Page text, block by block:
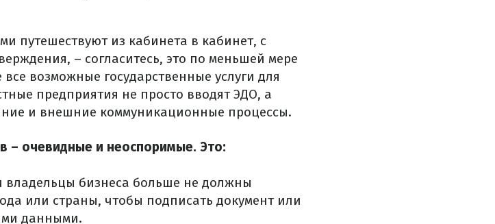
путешествуют из кабинета в кабинет, с
– согласитесь, это по меньшей мере
возможные государственные услуги для
предприятия не просто вводят ЭДО, а
и внешние коммуникационные процессы.
– очевидные и неоспоримые. Это:
владельцы бизнеса больше не должны
или страны, чтобы подписать документ или
данными.